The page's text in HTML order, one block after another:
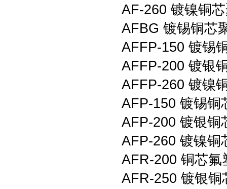
AF-260 镀镍铜
AFBG 镀锡铜芯
AFFP-150 镀锡
AFFP-200 镀银
AFFP-260 镀镍
AFP-150 镀锡铜
AFP-200 镀银铜
AFP-260 镀镍铜
AFR-200 铜芯氟
AFR-250 镀银铜